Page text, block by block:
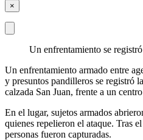
×
Un enfrentamiento se
Un enfrentamiento armado entre
y presuntos pandilleros se registró
calzada San Juan, frente a un
En el lugar, sujetos armados
quienes repelieron el ataque. Tras
personas fueron capturadas.